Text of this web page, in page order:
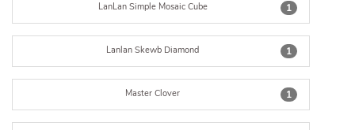
1
LanLan Simple Mosaic Cube
1
Lanlan Skewb Diamond
1
Master Clover